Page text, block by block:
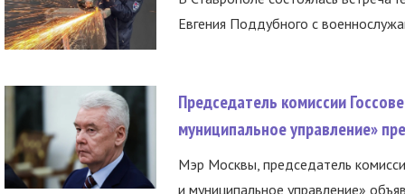
Евгения Поддубного с
Председатель комиссии
муниципальное управление»
Мэр Москвы, председатель
и муниципальное управление»